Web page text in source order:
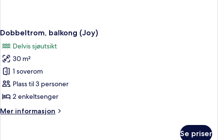
Dobbeltrom, balkong (Joy)
Delvis sjøutsikt
30 m²
1 soverom
Plass til 3 personer
2 enkeltsenger
Mer informasjon
Mer
Se priser